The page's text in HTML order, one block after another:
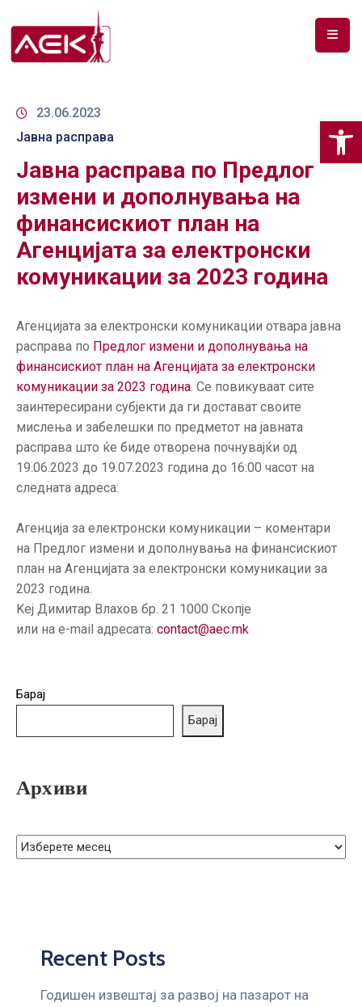
ЗА
ДОКУМЕНТИ
РФ
СПЕКТАР
ТЕЛЕКОМУНИКАЦИИ
ПАЗАР
ГРИЖА
ЗА
КОРИСНИЦИ
ЈАВНИ
НАБАВКИ
23.06.2023
Јавна расправа
Јавна расправа по Предлог
измени и дополнувања на
финансискиот план на
Агенцијата за електронски
комуникации за 2023 година
Агенцијата за електронски комуникации отвара јавна
расправа по Предлог измени и дополнувања на
финансискиот план на Агенцијата за електронски
комуникации за 2023 година. Се повикуваат сите
заинтересирани субјекти да ги достават своите
мислења и забелешки по предметот на јавната
расправа што ќе биде отворена почнувајќи од
19.06.2023 до 19.07.2023 година до 16:00 часот на
следната адреса:
Агенција за електронски комуникации – коментари
на Предлог измени и дополнувања на финансискиот
план на Агенцијата за електронски комуникации за
2023 година.
Kej Димитар Влахов бр. 21 1000 Скопје
или на e-mail адресата: contact@aec.mk
Барај
Барај
Архиви
Recent Posts
Годишен извештај за развој на пазарот на